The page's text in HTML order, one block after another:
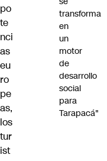
po
te
nci
as
eu
ro
pe
as,
los
tur
ist
transforma
en
un
motor
de
desarrollo
social
para
Tarapacá"